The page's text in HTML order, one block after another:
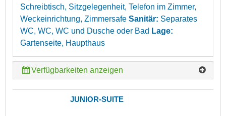
Schreibtisch, Sitzgelegenheit, Telefon im Zimmer,
Weckeinrichtung, Zimmersafe Sanitär: Separates
WC, WC, WC und Dusche oder Bad Lage:
Gartenseite, Haupthaus
Verfügbarkeiten anzeigen
JUNIOR-SUITE